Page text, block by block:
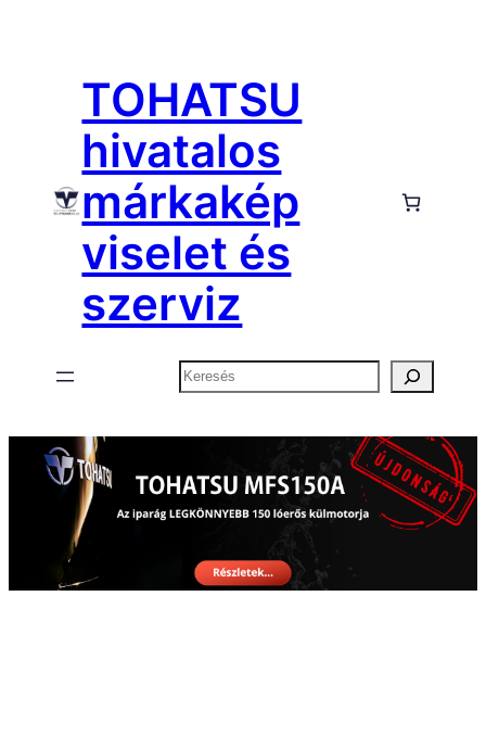
tartalomhozTOHATSU
hivatalos
márkakép
viselet és
szerviz
Keresés